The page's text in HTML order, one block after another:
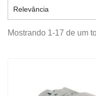
Relevância
Mostrando 1-17 de um